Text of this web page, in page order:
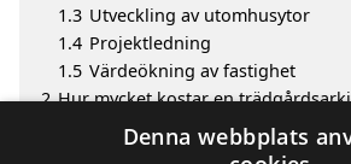
1.3 Utveckling av utomhusytor
1.4 Projektledning
1.5 Värdeökning av fastighet
2 Hur mycket kostar en
Fördelar med att välja
Sök efter en skicklig
Denna webbplats